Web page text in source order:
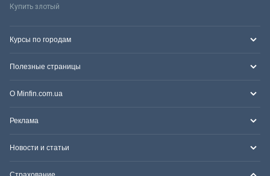
Купить злотый
Курсы по городам
Полезные страницы
О Minfin.com.ua
Реклама
Новости и статьи